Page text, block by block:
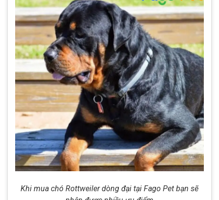
Khi mua chó Rottweiler dòng đại tại Fago Pet bạn sẽ